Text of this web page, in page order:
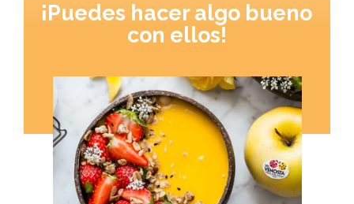
¡Puedes hacer algo bueno
con ellos!